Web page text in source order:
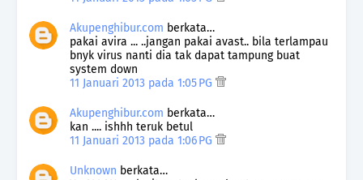
Akupenghibur.com berkata…
pakai avira ... ..jangan pakai avast.. bila terlampau
bnyk virus nanti dia tak dapat tampung buat
system down
11 Januari 2013 pada 1:05 PG
Akupenghibur.com berkata…
kan .... ishhh teruk betul
11 Januari 2013 pada 1:06 PG
Unknown berkata…